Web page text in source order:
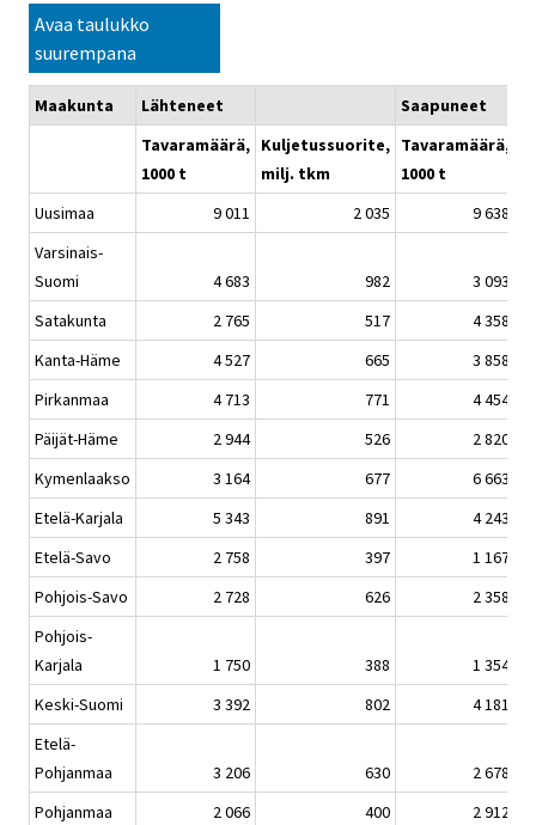
Avaa taulukko
suurempana
Maakunta Lähteneet
Saapuneet
Tavaramäärä,
1000 t
Kuljetussuorite,
milj. tkm
Tavaramäärä,
1000 t
Uusimaa
9 011 2 035
9 638
Varsinais-
Suomi
4 683 982
3 093
Satakunta
2 765 517
4 358
Kanta-Häme
4 527 665
3 858
Pirkanmaa
4 713 771
4 454
Päijät-Häme
2 944 526
2 820
Kymenlaakso
3 164 677
6 663
Etelä-Karjala
5 343 891
4 243
Etelä-Savo
2 758 397
1 167
Pohjois-Savo
2 728 626
2 358
Pohjois-
Karjala
1 750 388
1 354
Keski-Suomi
3 392 802
4 181
Etelä-
Pohjanmaa
3 206 630
2 678
Pohjanmaa
2 066 400
2 912